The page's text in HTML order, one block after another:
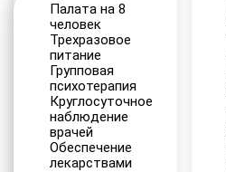
Палата на 8
человек
Трехразовое
питание
Групповая
психотерапия
Круглосуточное
наблюдение
врачей
Обеспечение
лекарствами